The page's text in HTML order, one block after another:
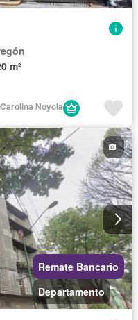
m²
Noyola
Remate Bancario
Departamento